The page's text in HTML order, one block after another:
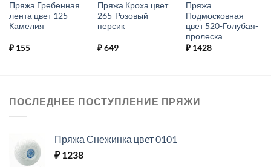
Пряжа Гребенная
лента цвет 125-
Камелия
₽155
Пряжа Кроха цвет
265-Розовый
персик
₽649
Пряжа
Подмосковная
цвет 520-Голубая-
пролеска
₽1428
ПОСЛЕДНЕЕ ПОСТУПЛЕНИЕ ПРЯЖИ
Пряжа Снежинка цвет 0101
₽1238